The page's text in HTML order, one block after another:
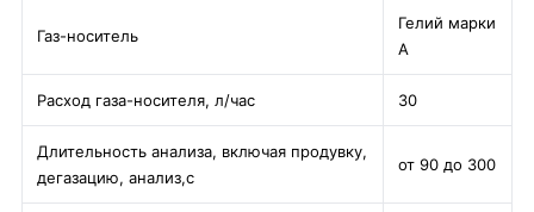
Газ-носитель
Гелий марки
А
Расход газа-носителя, л/час 30
Длительность анализа, включая продувку,
дегазацию, анализ,с
от 90 до 300